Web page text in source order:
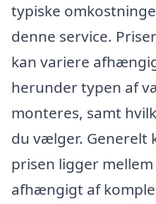
typiske
denne service.
kan variere
herunder typen af
monteres, samt
du vælger. Generelt
prisen ligger
afhængigt af